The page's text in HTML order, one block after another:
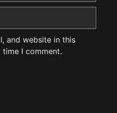
and website in this
I comment.